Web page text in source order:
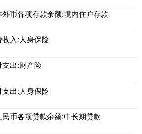
币各项存款余额:境内住户存款
入:人身保险
出:财产险
出:人身保险
币各项贷款余额:中长期贷款